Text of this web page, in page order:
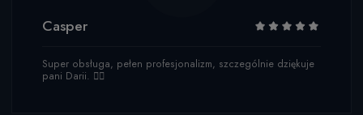
Casper
Super obsługa, pełen profesjonalizm, szczególnie dziękuje
pani Darii. 👌🏻